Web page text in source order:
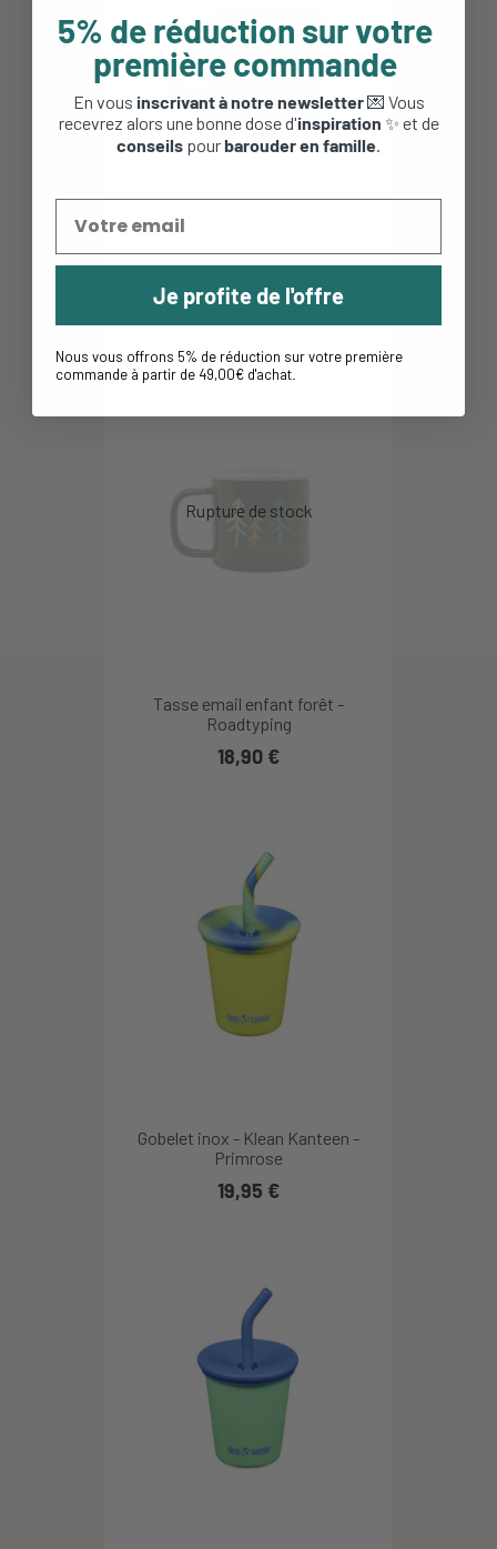
Tasse en émail Camp vibes -
Roadtyping
18,90 €
Tasse email enfant forêt -
Roadtyping
18,90 €
Gobelet inox - Klean Kanteen -
Primrose
19,95 €
5% de réduction sur votre
première commande
En vous inscrivant à notre newsletter💌 Vous
recevrez alors une bonne dose d'inspiration ✨ et de
conseils pourbarouder en famille
Je profite de l'offre
Nous vous offrons 5% de réduction sur votre première
commande à partir de 49,00€ d'achat